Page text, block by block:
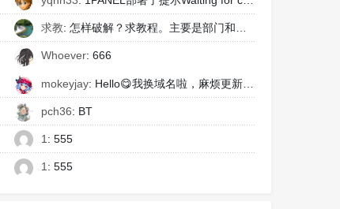
求教: 怎样破解？求教程。主要是部门和人员限制，onlyoffice插件的安装。谢谢！！！！
Whoever: 666
mokeyjay: Hello😋我换域名啦，麻烦更新一下友链吧~名称：Mokeyjay's Blog - 超能小紫域名：https://mok.moe/
pch36: BT
1 : 555
1: 555